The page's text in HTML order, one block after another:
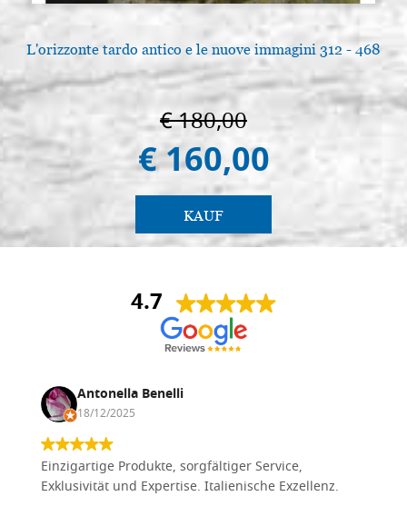
L'orizzonte tardo antico e le nuove immagini 312 - 468
€ 180,00
€ 160,00
KAUF
4.7
Antonella Benelli
18/12/2025
Einzigartige Produkte, sorgfältiger Service,
Exklusivität und Expertise. Italienische Exzellenz.